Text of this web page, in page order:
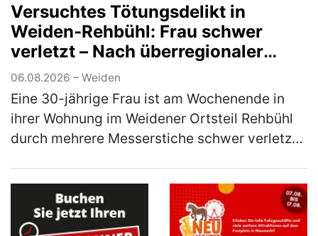
bereits ermittelt werden, eine weitere Per…
(mehr)
Versuchtes Tötungsdelikt in
Weiden-Rehbühl: Frau schwer
verletzt – Nach überregionaler
Fahndung Tatverdächtiger in
Thüringen gefasst
06.08.2026 – Weiden
Eine 30-jährige Frau ist am Wochenende in
ihrer Wohnung im Weidener Ortsteil Rehbühl
durch mehrere Messerstiche schwer verletzt